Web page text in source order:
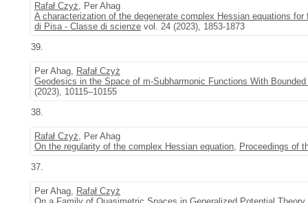
Rafał Czyż, Per Ahag
A characterization of the degenerate complex Hessian equations for
di Pisa - Classe di scienze vol. 24 (2023), 1853-1873
39.
Per Ahag, Rafał Czyż
Geodesics in the Space of m-Subharmonic Functions With Bounded
(2023), 10115–10155
38.
Rafał Czyż, Per Ahag
On the regularity of the complex Hessian equation, Proceedings of
37.
Per Ahag, Rafał Czyż